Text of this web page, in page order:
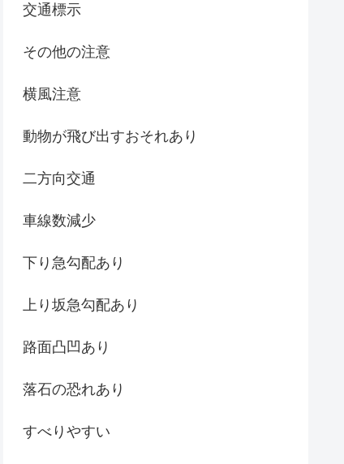
交通標示
その他の注意
横風注意
動物が飛び出すおそれあり
二方向交通
車線数減少
下り急勾配あり
上り坂急勾配あり
路面凸凹あり
落石の恐れあり
すべりやすい